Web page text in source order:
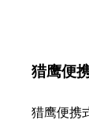
猎鹰便
猎鹰便携